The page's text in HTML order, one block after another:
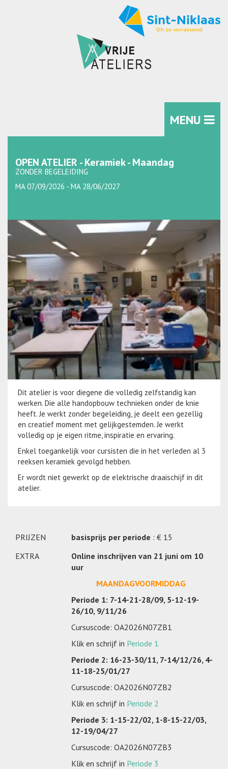
MENU
OPEN ATELIER - Keramiek - Maandag
ZONDER BEGELEIDING
MA 07/09/2026 - MA 28/06/2027
Dit atelier is voor diegene die volledig zelfstandig kan
werken. Die alle handopbouw technieken onder de knie
heeft. Je werkt zonder begeleiding, je deelt een gezellig
en creatief moment met gelijkgestemden. Je werkt
volledig op je eigen ritme, inspiratie en ervaring.
Enkel toegankelijk voor cursisten die in het verleden al 3
reeksen keramiek gevolgd hebben.
Er wordt niet gewerkt op de elektrische draaischijf in dit
atelier.
PRIJZEN basisprijs per periode : € 15
EXTRA
Online inschrijven van 21 juni om 10
uur
MAANDAGVOORMIDDAG
Periode 1: 7-14-21-28/09, 5-12-19-
26/10, 9/11/26
Cursuscode: OA2026N07ZB1
Klik en schrijf in Periode 1
Periode 2: 16-23-30/11, 7-14/12/26, 4-
11-18-25/01/27
Cursuscode: OA2026N07ZB2
Klik en schrijf in Periode 2
Periode 3: 1-15-22/02, 1-8-15-22/03,
12-19/04/27
Cursuscode: OA2026N07ZB3
Klik en schrijf in Periode 3